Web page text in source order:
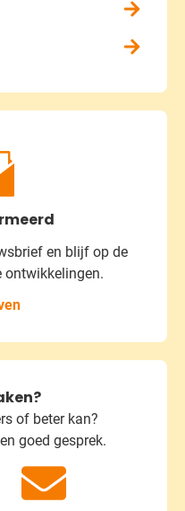
en blijf op de
ontwikkelingen.
of beter kan?
goed gesprek.